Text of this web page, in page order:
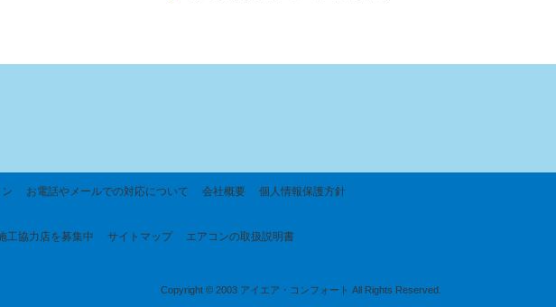
お電話やメールでの対応について 会社概要 個人情報保護方針
工協力店を募集中 サイトマップ エアコンの取扱説明書
Copyright © 2003 アイエア・コンフォート All Rights Reserved.